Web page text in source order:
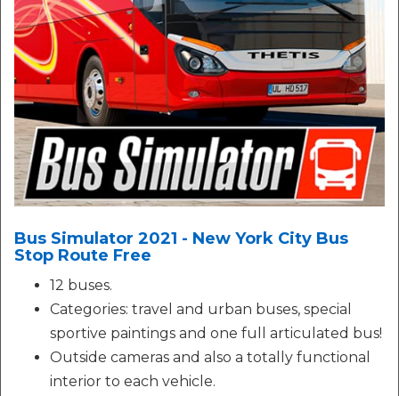
Bus Simulator 2021 - New York City Bus
Stop Route Free
12 buses.
Categories: travel and urban buses, special
sportive paintings and one full articulated bus!
Outside cameras and also a totally functional
interior to each vehicle.